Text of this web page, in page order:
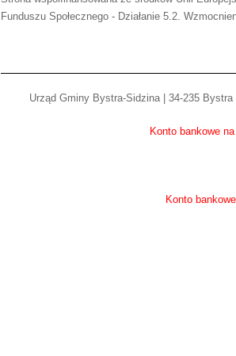
Funduszu Społecznego - Działanie 5.2.
Urząd Gminy Bystra-Sidzina | 34-235
Konto bankowe
Konto